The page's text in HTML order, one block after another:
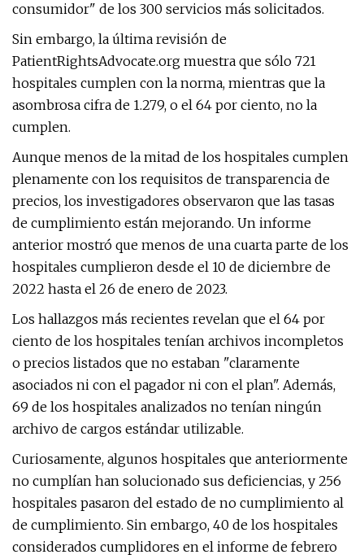
consumidor" de los 300 servicios más solicitados.
Sin embargo, la última revisión de
PatientRightsAdvocate.org muestra que sólo 721
hospitales cumplen con la norma, mientras que la
asombrosa cifra de 1.279, o el 64 por ciento, no la
cumplen.
Aunque menos de la mitad de los hospitales cumplen
plenamente con los requisitos de transparencia de
precios, los investigadores observaron que las tasas
de cumplimiento están mejorando. Un informe
anterior mostró que menos de una cuarta parte de los
hospitales cumplieron desde el 10 de diciembre de
2022 hasta el 26 de enero de 2023.
Los hallazgos más recientes revelan que el 64 por
ciento de los hospitales tenían archivos incompletos
o precios listados que no estaban "claramente
asociados ni con el pagador ni con el plan". Además,
69 de los hospitales analizados no tenían ningún
archivo de cargos estándar utilizable.
Curiosamente, algunos hospitales que anteriormente
no cumplían han solucionado sus deficiencias, y 256
hospitales pasaron del estado de no cumplimiento al
de cumplimiento. Sin embargo, 40 de los hospitales
considerados cumplidores en el informe de febrero